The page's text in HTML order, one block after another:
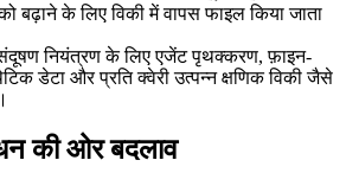
बढ़ाने के लिए विकी में वापस फाइल किया जाता
नियंत्रण के लिए एजेंट पृथक्करण, फ़ाइन-
डेटा और प्रति क्वेरी उत्पन्न क्षणिक विकी जैसे
की ओर बदलाव